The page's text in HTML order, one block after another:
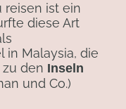
reisen ist ein
diese Art
in Malaysia, die
den Inseln
und Co.)